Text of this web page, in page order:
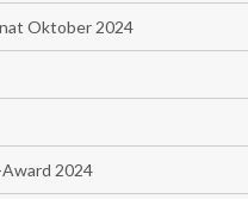
Oktober 2024
2024